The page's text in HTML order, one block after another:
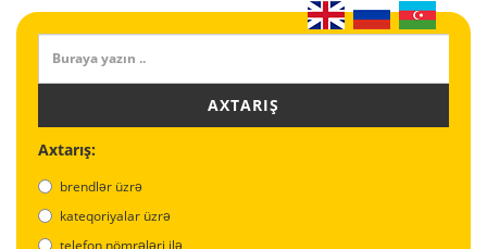
AXTARIŞ
Axtarış:
brendlər üzrə
kateqoriyalar üzrə
telefon nömrələri ilə